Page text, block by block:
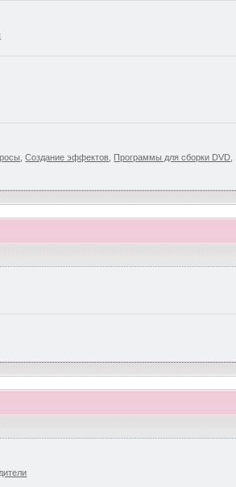
,Создание эффектов Программы для сборки DVD